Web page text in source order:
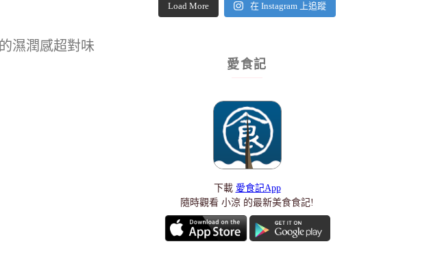
濕潤感超對味
Load More 在 Instagram 上追蹤
愛食記
下載 愛食記App
隨時觀看 小涼 的最新美食食記!